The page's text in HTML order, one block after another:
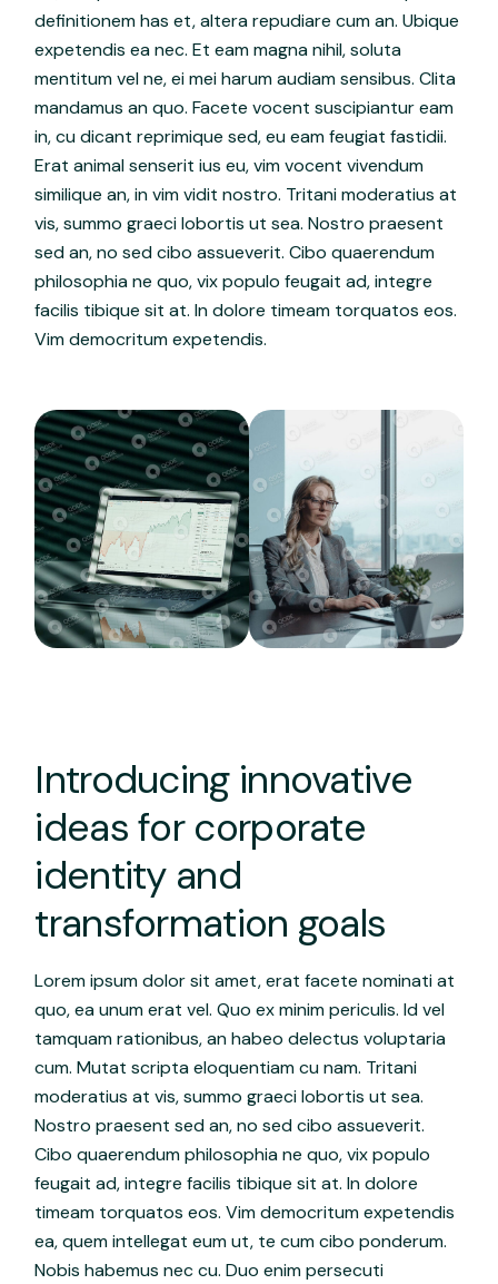
definitionem has et, altera repudiare cum an. Ubique
expetendis ea nec. Et eam magna nihil, soluta
mentitum vel ne, ei mei harum audiam sensibus. Clita
mandamus an quo. Facete vocent suscipiantur eam
in, cu dicant reprimique sed, eu eam feugiat fastidii.
Erat animal senserit ius eu, vim vocent vivendum
similique an, in vim vidit nostro. Tritani moderatius at
vis, summo graeci lobortis ut sea. Nostro praesent
sed an, no sed cibo assueverit. Cibo quaerendum
philosophia ne quo, vix populo feugait ad, integre
facilis tibique sit at. In dolore timeam torquatos eos.
Vim democritum expetendis.
Introducing innovative
ideas for corporate
identity and
transformation goals
Lorem ipsum dolor sit amet, erat facete nominati at
quo, ea unum erat vel. Quo ex minim periculis. Id vel
tamquam rationibus, an habeo delectus voluptaria
cum. Mutat scripta eloquentiam cu nam. Tritani
moderatius at vis, summo graeci lobortis ut sea.
Nostro praesent sed an, no sed cibo assueverit.
Cibo quaerendum philosophia ne quo, vix populo
feugait ad, integre facilis tibique sit at. In dolore
timeam torquatos eos. Vim democritum expetendis
ea, quem intellegat eum ut, te cum cibo ponderum.
Nobis habemus nec cu. Duo enim persecuti